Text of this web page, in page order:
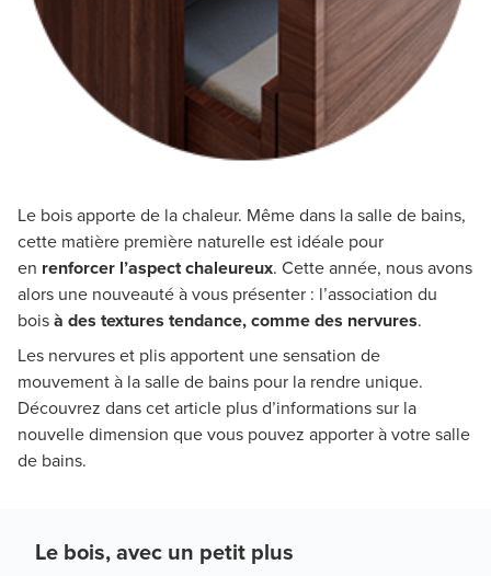
Le bois apporte de la chaleur. Même dans la salle de bains,
cette matière première naturelle est idéale pour
en renforcer l’aspect chaleureux. Cette année, nous avons
alors une nouveauté à vous présenter : l’association du
boisà des textures tendance, comme des nervures.
Les nervures et plis apportent une sensation de
mouvement à la salle de bains pour la rendre unique.
Découvrez dans cet article plus d’informations sur la
nouvelle dimension que vous pouvez apporter à votre salle
de bains.
Le bois, avec un petit plus